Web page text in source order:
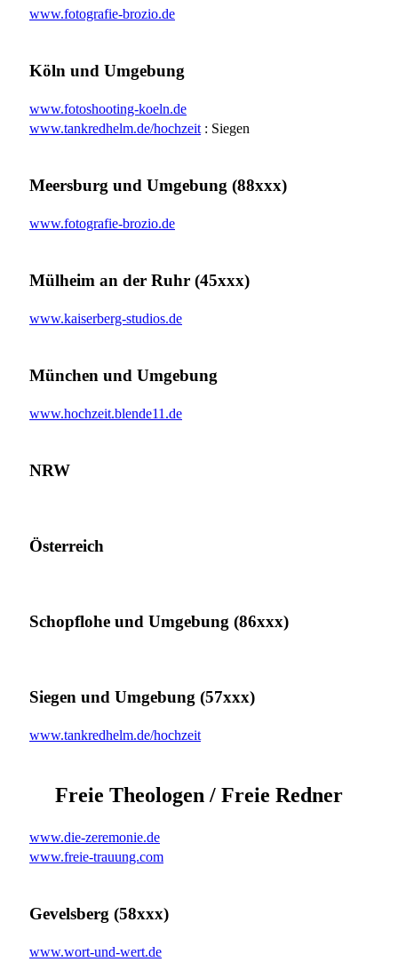
www.fotografie-brozio.de
Köln und Umgebung
www.fotoshooting-koeln.de
www.tankredhelm.de/hochzeit : Siegen
Meersburg und Umgebung (88xxx)
www.fotografie-brozio.de
Mülheim an der Ruhr (45xxx)
www.kaiserberg-studios.de
München und Umgebung
www.hochzeit.blende11.de
NRW
Österreich
Schopflohe und Umgebung (86xxx)
Siegen und Umgebung (57xxx)
www.tankredhelm.de/hochzeit
Freie Theologen / Freie Redner
www.die-zeremonie.de
www.freie-trauung.com
Gevelsberg (58xxx)
www.wort-und-wert.de